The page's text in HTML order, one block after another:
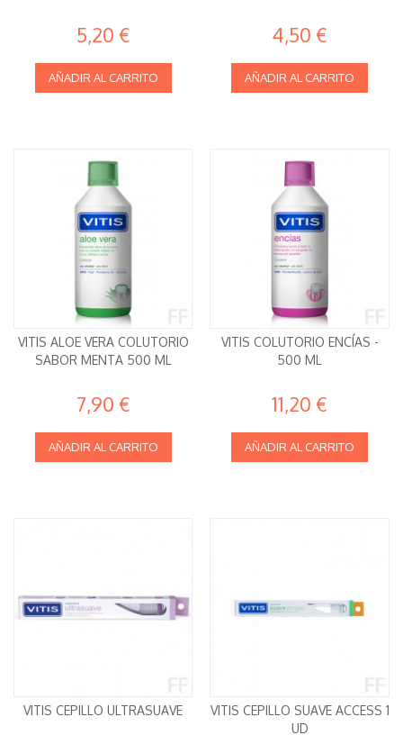
5,20 €
AÑADIR AL CARRITO
4,50 €
AÑADIR AL CARRITO
VITIS ALOE VERA COLUTORIO
SABOR MENTA 500 ML
7,90 €
AÑADIR AL CARRITO
VITIS COLUTORIO ENCÍAS -
500 ML
11,20 €
AÑADIR AL CARRITO
VITIS CEPILLO ULTRASUAVE
VITIS CEPILLO SUAVE ACCESS 1
UD